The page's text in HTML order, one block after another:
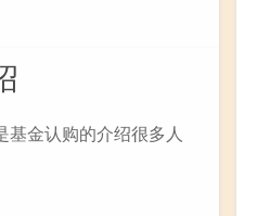
金认购的介绍很多人